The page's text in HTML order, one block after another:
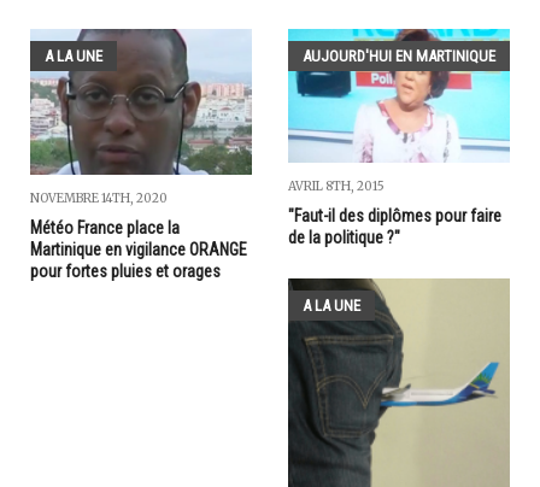
A LA UNE
NOVEMBRE 14TH, 2020
Météo France place la
Martinique en vigilance ORANGE
pour fortes pluies et orages
AUJOURD'HUI EN MARTINIQUE
AVRIL 8TH, 2015
"Faut-il des diplômes pour faire
de la politique ?"
A LA UNE